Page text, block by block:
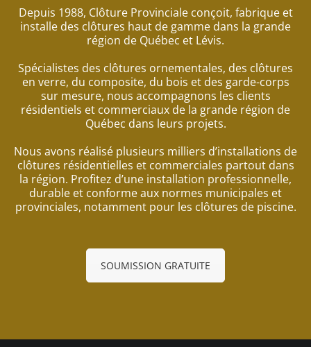
Depuis 1988, Clôture Provinciale conçoit, fabrique et
installe des clôtures haut de gamme dans la grande
région de Québec et Lévis.
Spécialistes des clôtures ornementales, des clôtures
en verre, du composite, du bois et des garde-corps
sur mesure, nous accompagnons les clients
résidentiels et commerciaux de la grande région de
Québec dans leurs projets.
Nous avons réalisé plusieurs milliers d’installations de
clôtures résidentielles et commerciales partout dans
la région. Profitez d’une installation professionnelle,
durable et conforme aux normes municipales et
provinciales, notamment pour les clôtures de piscine.
SOUMISSION GRATUITE